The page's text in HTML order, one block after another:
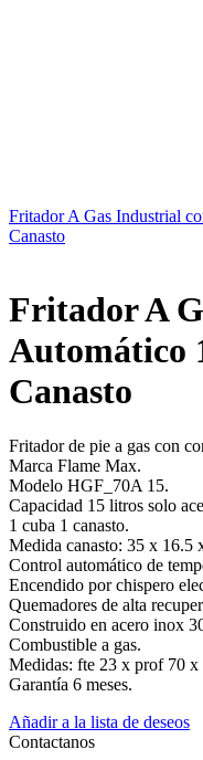
Fritador A Gas Industrial
Canasto
Fritador A
Automático
Canasto
Fritador de pie a gas con
Marca Flame Max.
Modelo HGF_70A 15.
Capacidad 15 litros solo
1 cuba 1 canasto.
Medida canasto: 35 x 16.5
Control automático de
Encendido por chispero
Quemadores de alta
Construido en acero inox
Combustible a gas.
Medidas: fte 23 x prof 70 x
Garantía 6 meses.
Añadir a la lista de deseos
Contactanos